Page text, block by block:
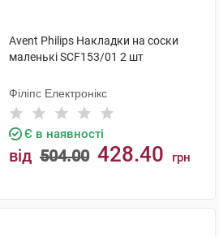
Avent Philips Накладки на соски
маленькі SCF153/01 2 шт
Філіпс Електронікс
Є в наявності
від 504.00 428.40 грн